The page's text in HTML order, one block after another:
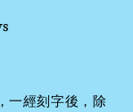
，一經刻字後，除